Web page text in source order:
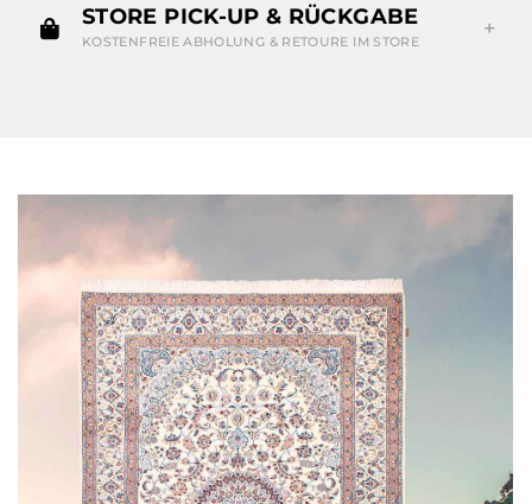
STORE PICK-UP & RÜCKGABE
KOSTENFREIE ABHOLUNG & RETOURE IM STORE